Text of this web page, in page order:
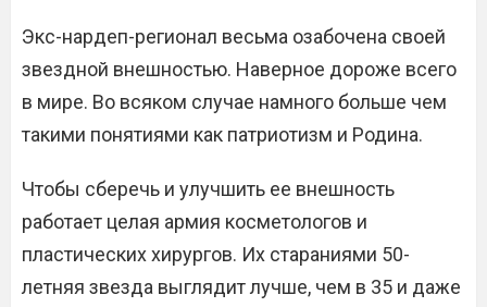
Экс-нардеп-регионал весьма озабочена своей
звездной внешностью. Наверное дороже всего
в мире. Во всяком случае намного больше чем
такими понятиями как патриотизм и Родина.
Чтобы сберечь и улучшить ее внешность
работает целая армия косметологов и
пластических хирургов. Их стараниями 50-
летняя звезда выглядит лучше, чем в 35 и даже